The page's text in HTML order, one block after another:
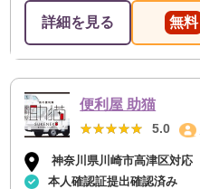
詳細を見る 無料
便利屋 助猫
★★★★★
★★★★★ 5.0
神奈川県川崎市高津区対応
本人確認証提出確認済み